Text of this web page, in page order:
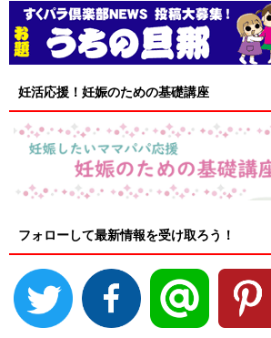
妊活応援！妊娠のための基礎講座
フォローして最新情報を受け取ろう！